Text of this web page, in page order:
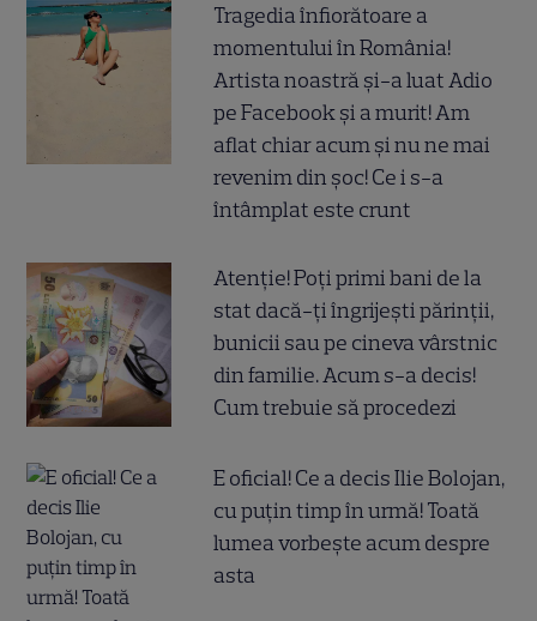
Tragedia înfiorătoare a
momentului în România!
Artista noastră și-a luat Adio
pe Facebook și a murit! Am
aflat chiar acum și nu ne mai
revenim din șoc! Ce i s-a
întâmplat este crunt
Atenție! Poți primi bani de la
stat dacă-ți îngrijești părinții,
bunicii sau pe cineva vârstnic
din familie. Acum s-a decis!
Cum trebuie să procedezi
E oficial! Ce a decis Ilie Bolojan,
cu puțin timp în urmă! Toată
lumea vorbește acum despre
asta